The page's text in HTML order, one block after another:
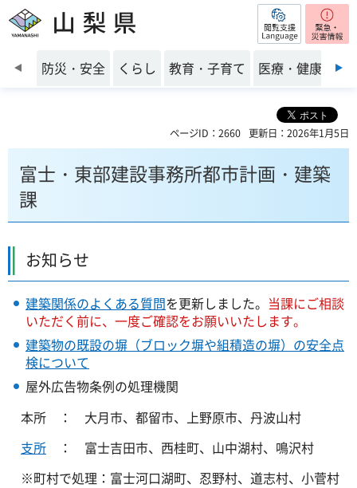
山梨県 閲覧支援
前のスライドを表示
防災・安全 くらし 教育・子育て 医療・健康・福
ページID：2660 更新日：2026年1月5日
富士・東部建設事務所都市計画・建築
課
お知らせ
建築関係のよくある質問を更新しました。 当課にご相談
いただく前に、一度ご確認をお願いいたします。
建築物の既設の塀（ブロック塀や組積造の塀）の安全点
検について
屋外広告物条例の処理機関
本所 ： 大月市、都留市、上野原市、丹波山村
支所 ： 富士吉田市、西桂町、山中湖村、鳴沢村
※町村で処理：富士河口湖町、忍野村、道志村、小菅村